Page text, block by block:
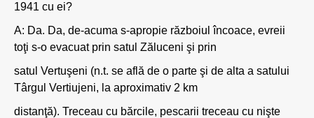
1941 cu ei?
A: Da. Da, de-acuma s-apropie războiul încoace, evreii
toţi s-o evacuat prin satul Zăluceni şi prin
satul Vertuşeni (n.t. se află de o parte şi de alta a satului
Târgul Vertiujeni, la aproximativ 2 km
distanţă). Treceau cu bărcile, pescarii treceau cu nişte